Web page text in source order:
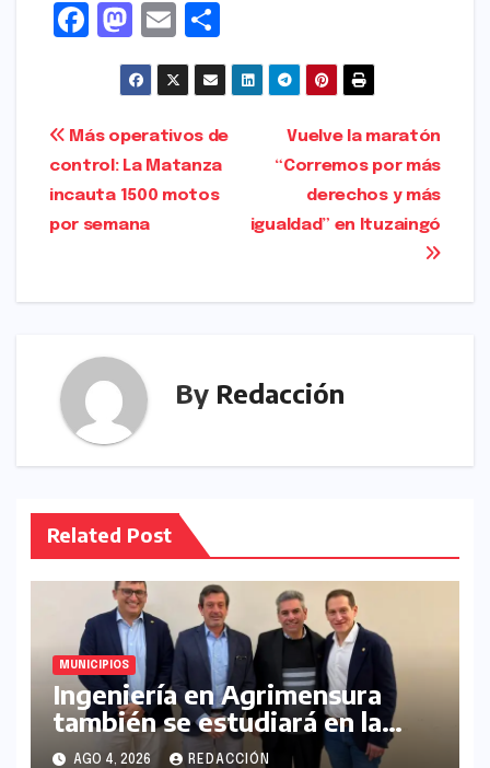
F
e
b
o
o
M
a
s
t
o
d
o
E
m
ai
l
h
ar
e
Navegación
de
entradas
Vuelve la maratón
“Corremos por más
derechos y más
igualdad” en Ituzaingó
Más operativos de
control: La Matanza
incauta 1500 motos
por semana
By Redacción
Related Post
MUNICIPIOS
Ingeniería en Agrimensura
también se estudiará en la
UNLaM
AGO 4, 2026 REDACCIÓN